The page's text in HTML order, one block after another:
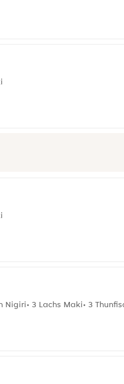
Nigiri• 3 Lachs Maki• 3